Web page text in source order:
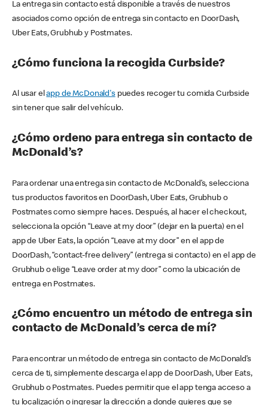
La entrega sin contacto está disponible a través de nuestros
asociados como opción de entrega sin contacto en DoorDash,
Uber Eats, Grubhub y Postmates.
¿Cómo funciona la recogida Curbside?
Al usar elapp de McDonald'spuedes recoger tu comida Curbside
sin tener que salir del vehículo.
¿Cómo ordeno para entrega sin contacto de
McDonald’s?
Para ordenar una entrega sin contacto de McDonald’s, selecciona
tus productos favoritos en DoorDash, Uber Eats, Grubhub o
Postmates como siempre haces. Después, al hacer el checkout,
selecciona la opción “Leave at my door” (dejar en la puerta) en el
app de Uber Eats, la opción “Leave at my door” en el app de
DoorDash, “contact-free delivery” (entrega si contacto) en el app de
Grubhub o elige “Leave order at my door” como la ubicación de
entrega en Postmates.
¿Cómo encuentro un método de entrega sin
contacto de McDonald’s cerca de mí?
Para encontrar un método de entrega sin contacto de McDonald’s
cerca de ti, simplemente descarga el app de DoorDash, Uber Eats,
Grubhub o Postmates. Puedes permitir que el app tenga acceso a
tu localización o ingresar la dirección a donde quieres que se